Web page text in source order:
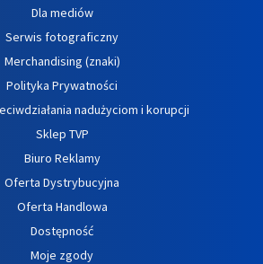
Dla mediów
Serwis fotograficzny
Merchandising (znaki)
Polityka Prywatności
nadużyciom i korupcji
Sklep TVP
Biuro Reklamy
Oferta Dystrybucyjna
Oferta Handlowa
Dostępność
Moje zgody